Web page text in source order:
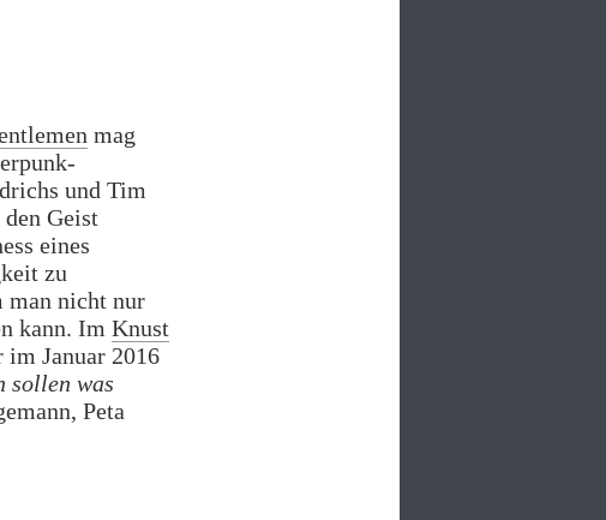
mag
und Tim
Geist
eines
zu
man nicht nur
kann. Im Knust
im Januar 2016
sollen was
Peta